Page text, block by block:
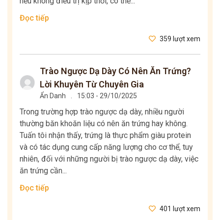
Đọc tiếp
359 lượt xem
Trào Ngược Dạ Dày Có Nên Ăn Trứng?
Lời Khuyên Từ Chuyên Gia
Ẩn Danh 15:03 - 29/10/2025
Trong trường hợp trào ngược dạ dày, nhiều người
thường băn khoăn liệu có nên ăn trứng hay không.
Tuấn tôi nhận thấy, trứng là thực phẩm giàu protein
và có tác dụng cung cấp năng lượng cho cơ thể, tuy
nhiên, đối với những người bị trào ngược dạ dày, việc
ăn trứng cần...
Đọc tiếp
401 lượt xem